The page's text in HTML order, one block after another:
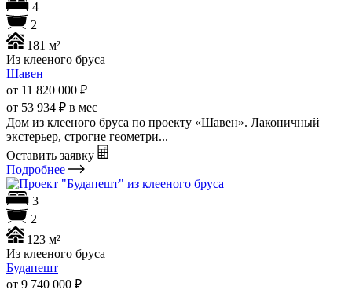
4
2
181 м²
Из клееного бруса
Шавен
от 11 820 000 ₽
от 53 934 ₽ в мес
Дом из клееного бруса по проекту «Шавен». Лаконичный
экстерьер, строгие геометри...
Оставить заявку
Подробнее
3
2
123 м²
Из клееного бруса
Будапешт
от 9 740 000 ₽